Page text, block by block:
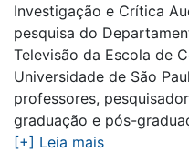
Investigação e Crítica
pesquisa do
Televisão da Escola de
Universidade de São
professores,
graduação e pós-
[+] Leia mais